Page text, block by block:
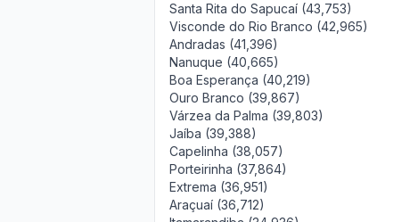
Santa Rita do Sapucaí (43,753)
Visconde do Rio Branco (42,965)
Andradas (41,396)
Nanuque (40,665)
Boa Esperança (40,219)
Ouro Branco (39,867)
Várzea da Palma (39,803)
Jaíba (39,388)
Capelinha (38,057)
Porteirinha (37,864)
Extrema (36,951)
Araçuaí (36,712)